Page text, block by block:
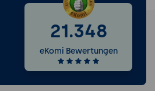
21.348
eKomi Bewertungen